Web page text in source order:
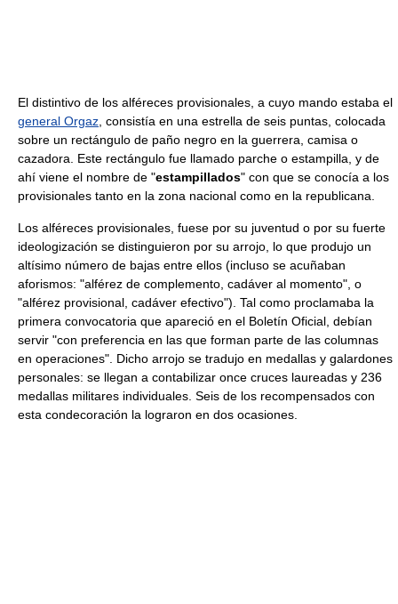
El distintivo de los alféreces provisionales, a cuyo mando estaba el
general Orgaz, consistía en una estrella de seis puntas, colocada
sobre un rectángulo de paño negro en la guerrera, camisa o
cazadora. Este rectángulo fue llamado parche o estampilla, y de
ahí viene el nombre de "estampillados" con que se conocía a los
provisionales tanto en la zona nacional como en la republicana.
Los alféreces provisionales, fuese por su juventud o por su fuerte
ideologización se distinguieron por su arrojo, lo que produjo un
altísimo número de bajas entre ellos (incluso se acuñaban
aforismos: "alférez de complemento, cadáver al momento", o
"alférez provisional, cadáver efectivo"). Tal como proclamaba la
primera convocatoria que apareció en el Boletín Oficial, debían
servir "con preferencia en las que forman parte de las columnas
en operaciones". Dicho arrojo se tradujo en medallas y galardones
personales: se llegan a contabilizar once cruces laureadas y 236
medallas militares individuales. Seis de los recompensados con
esta condecoración la lograron en dos ocasiones.